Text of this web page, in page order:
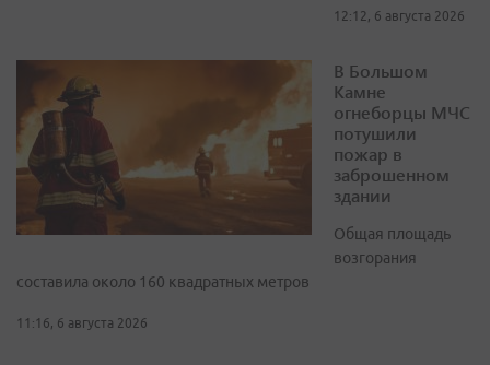
12:12, 6 августа 2026
В Большом
Камне
огнеборцы МЧС
потушили
пожар в
заброшенном
здании
Общая площадь
возгорания
составила около 160 квадратных метров
11:16, 6 августа 2026